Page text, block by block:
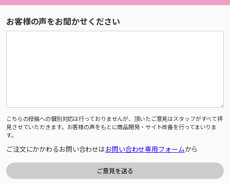
お客様の声をお聞かせください
こちらの投稿への個別対応は行っておりませんが、頂いたご意見はスタッフがすべて拝
見させていただきます。お客様の声をもとに商品開発・サイト改善を行ってまいりま
す。
ご注文にかかわるお問い合わせはお問い合わせ専用フォームから